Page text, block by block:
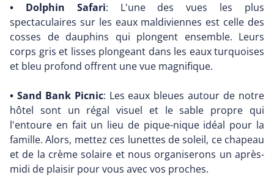
• Dolphin Safari: L'une des vues les plus
spectaculaires sur les eaux maldiviennes est celle des
cosses de dauphins qui plongent ensemble. Leurs
corps gris et lisses plongeant dans les eaux turquoises
et bleu profond offrent une vue magnifique.
• Sand Bank Picnic: Les eaux bleues autour de notre
hôtel sont un régal visuel et le sable propre qui
l'entoure en fait un lieu de pique-nique idéal pour la
famille. Alors, mettez ces lunettes de soleil, ce chapeau
et de la crème solaire et nous organiserons un après-
midi de plaisir pour vous avec vos proches.